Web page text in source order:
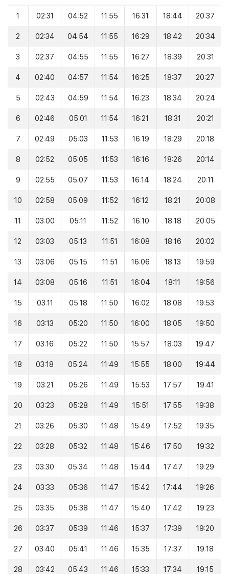
1 02:31 04:52 11:55 16:31 18:44 20:37
2 02:34 04:54 11:55 16:29 18:42 20:34
3 02:37 04:55 11:55 16:27 18:39 20:31
4 02:40 04:57 11:54 16:25 18:37 20:27
5 02:43 04:59 11:54 16:23 18:34 20:24
6 02:46 05:01 11:54 16:21 18:31 20:21
7 02:49 05:03 11:53 16:19 18:29 20:18
8 02:52 05:05 11:53 16:16 18:26 20:14
9 02:55 05:07 11:53 16:14 18:24 20:11
10 02:58 05:09 11:52 16:12 18:21 20:08
11 03:00 05:11 11:52 16:10 18:18 20:05
12 03:03 05:13 11:51 16:08 18:16 20:02
13 03:06 05:15 11:51 16:06 18:13 19:59
14 03:08 05:16 11:51 16:04 18:11 19:56
15 03:11 05:18 11:50 16:02 18:08 19:53
16 03:13 05:20 11:50 16:00 18:05 19:50
17 03:16 05:22 11:50 15:57 18:03 19:47
18 03:18 05:24 11:49 15:55 18:00 19:44
19 03:21 05:26 11:49 15:53 17:57 19:41
20 03:23 05:28 11:49 15:51 17:55 19:38
21 03:26 05:30 11:48 15:49 17:52 19:35
22 03:28 05:32 11:48 15:46 17:50 19:32
23 03:30 05:34 11:48 15:44 17:47 19:29
24 03:33 05:36 11:47 15:42 17:44 19:26
25 03:35 05:38 11:47 15:40 17:42 19:23
26 03:37 05:39 11:46 15:37 17:39 19:20
27 03:40 05:41 11:46 15:35 17:37 19:18
28 03:42 05:43 11:46 15:33 17:34 19:15